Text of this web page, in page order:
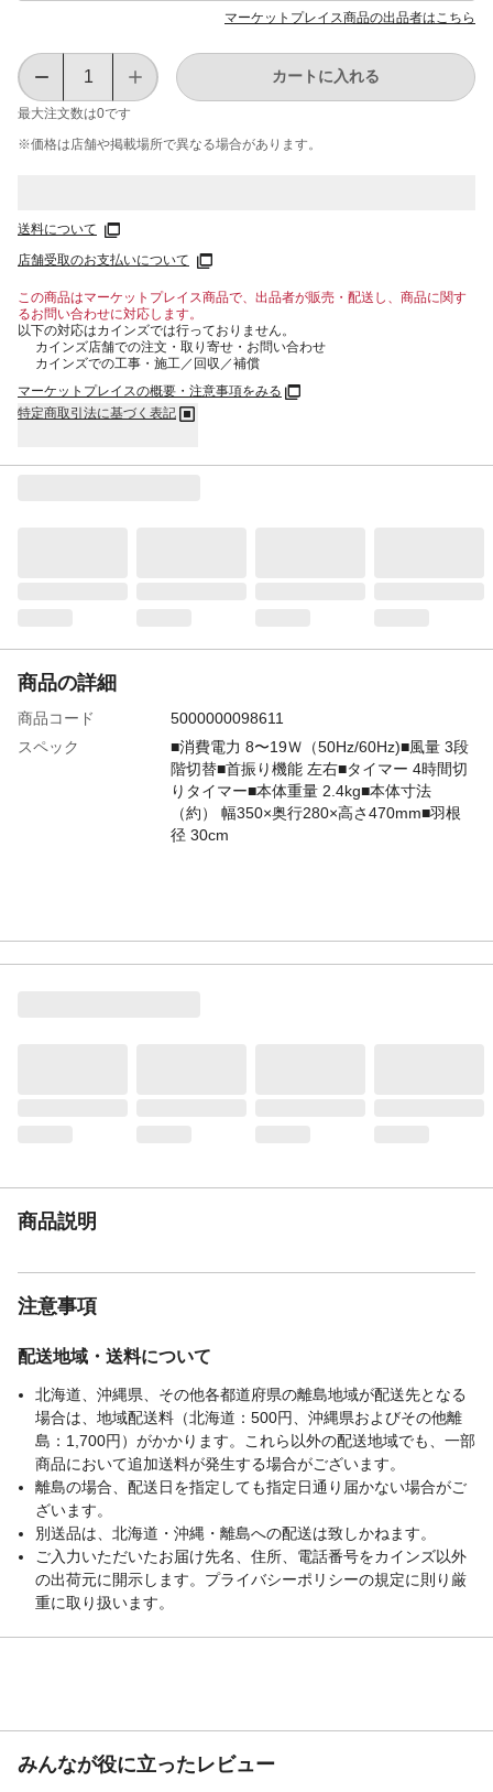
マーケットプレイス商品の出品者はこちら
最大注文数は0です
カートに入れる
※価格は​店舗や​掲載場所で​異なる​場合が​あります。
送料について
店舗受取のお支払いについて
この商品はマーケットプレイス商品で、出品者が販売・配送し、商品に関す
るお問い合わせに対応します。
以下の対応はカインズでは行っておりません。
カインズ店舗での注文・取り寄せ・お問い合わせ
カインズでの工事・施工／回収／補償
マーケットプレイスの概要・注意事項をみる
特定商取引法に基づく表記
商品の詳細
商品コード
5000000098611
スペック
■消費電力 8〜19Ｗ（50Hz/60Hz)■風量 3段
階切替■首振り機能 左右■タイマー 4時間切
りタイマー■本体重量 2.4kg■本体寸法
（約） 幅350×奥行280×高さ470mm■羽根
径 30cm
商品説明
注意事項
配送地域・送料について
北海道、沖縄県、その他各都道府県の離島地域が配送先となる
場合は、地域配送料（北海道：500円、沖縄県およびその他離
島：1,700円）がかかります。これら以外の配送地域でも、一部
商品において追加送料が発生する場合がございます。
離島の場合、配送日を指定しても指定日通り届かない場合がご
ざいます。
別送品は、北海道・沖縄・離島への配送は致しかねます。
ご入力いただいたお届け先名、住所、電話番号をカインズ以外
の出荷元に開示します。プライバシーポリシーの規定に則り厳
重に取り扱います。
みんなが役に立ったレビュー